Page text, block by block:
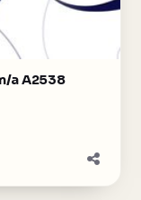
a A2538